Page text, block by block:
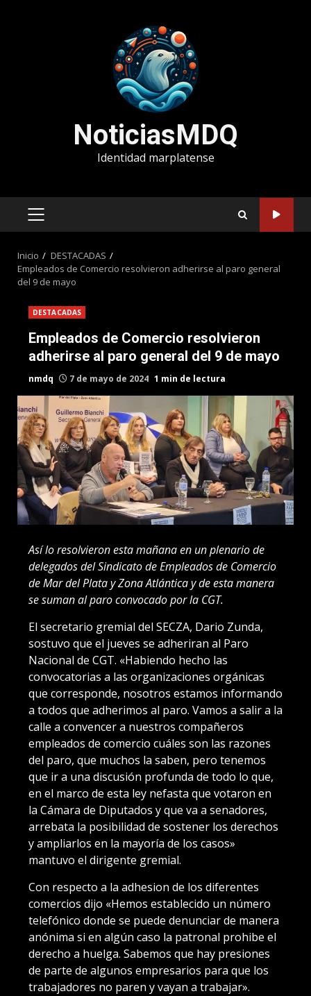
NoticiasMDQ
Identidad marplatense
MENÚ
Inicio
DESTACADAS
Empleados de Comercio resolvieron adherirse al paro general
del 9 de mayo
DESTACADAS
Empleados de Comercio resolvieron
adherirse al paro general del 9 de mayo
nmdq 7 de mayo de 2024 1 min de lectura
Así lo resolvieron esta mañana en un plenario de
delegados del Sindicato de Empleados de Comercio
de Mar del Plata y Zona Atlántica y de esta manera
se suman al paro convocado por la CGT.
El secretario gremial del SECZA, Dario Zunda,
sostuvo que el jueves se adheriran al Paro
Nacional de CGT. «Habiendo hecho las
convocatorias a las organizaciones orgánicas
que corresponde, nosotros estamos informando
a todos que adherimos al paro. Vamos a salir a la
calle a convencer a nuestros compañeros
empleados de comercio cuáles son las razones
del paro, que muchos la saben, pero tenemos
que ir a una discusión profunda de todo lo que,
en el marco de esta ley nefasta que votaron en
la Cámara de Diputados y que va a senadores,
arrebata la posibilidad de sostener los derechos
y ampliarlos en la mayoría de los casos»
mantuvo el dirigente gremial.
Con respecto a la adhesion de los diferentes
comercios dijo «Hemos establecido un número
telefónico donde se puede denunciar de manera
anónima si en algún caso la patronal prohibe el
derecho a huelga. Sabemos que hay presiones
de parte de algunos empresarios para que los
trabajadores no paren y vayan a trabajar».